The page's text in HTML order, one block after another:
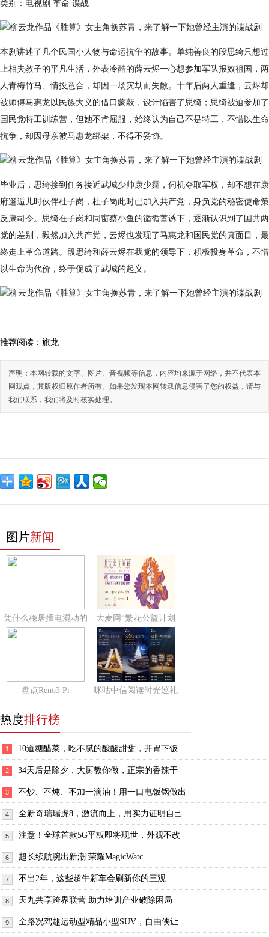
类别：电视剧 革命 谍战
本剧讲述了几个民国小人物与命运抗争的故事。单纯善良的段思绮只想过
上相夫教子的平凡生活，外表冷酷的薛云烬一心想参加军队报效祖国，两
人青梅竹马、情投意合，却因一场灾劫而失散。十年后两人重逢，云烬却
被师傅马惠龙以民族大义的借口蒙蔽，设计陷害了思绮；思绮被迫参加了
国民党特工训练营，但她不肯屈服，始终认为自己不是特工，不惜以生命
抗争，却因母亲被马惠龙绑架，不得不妥协。
毕业后，思绮接到任务接近武城少帅康少霆，伺机夺取军权，却不想在康
府邂逅儿时伙伴杜子岗，杜子岗此时已加入共产党，身负党的秘密使命策
反康司令。思绮在子岗和同窗蔡小鱼的循循善诱下，逐渐认识到了国共两
党的差别，毅然加入共产党，云烬也发现了马惠龙和国民党的真面目，最
终走上革命道路。段思绮和薛云烬在我党的领导下，积极投身革命，不惜
以生命为代价，终于促成了武城的起义。
推荐阅读： 旗龙
声明：本网转载的文字、图片、音视频等信息，内容均来源于网络，并不代表本
网观点，其版权归原作者所有。如果您发现本网转载信息侵害了您的权益，请与
我们联系，我们将及时核实处理。
图片新闻
凭什么稳居插电混动的 大麦网“繁花公益计划
盘点Reno3 Pr 咪咕中信阅读时光巡礼
热度排行榜
1 10道糖醋菜，吃不腻的酸酸甜甜，开胃下饭
2 34天后是除夕，大厨教你做，正宗的香辣干
3 不炒、不炖、不加一滴油！用一口电饭锅做出
4 全新奇瑞瑞虎8，激流而上，用实力证明自己
5 注意！全球首款5G平板即将现世，外观不改
6 超长续航腕出新潮 荣耀MagicWatc
7 不出2年，这些超牛新车会刷新你的三观
8 天九共享跨界联营 助力培训产业破除困局
9 全路况驾趣运动型精品小型SUV，自由侠让